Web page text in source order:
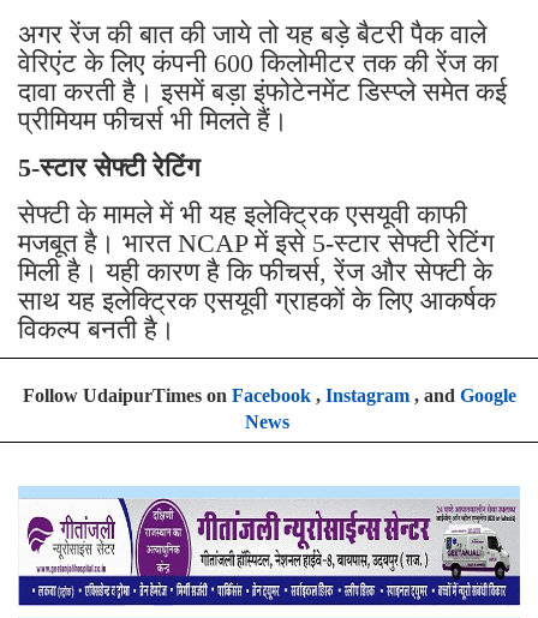
अगर रेंज की बात की जाये तो यह बड़े बैटरी पैक वाले
वेरिएंट के लिए कंपनी 600 किलोमीटर तक की रेंज का
दावा करती है। इसमें बड़ा इंफोटेनमेंट डिस्प्ले समेत कई
प्रीमियम फीचर्स भी मिलते हैं।
5-स्टार सेफ्टी रेटिंग
सेफ्टी के मामले में भी यह इलेक्ट्रिक एसयूवी काफी
मजबूत है। भारत NCAP में इसे 5-स्टार सेफ्टी रेटिंग
मिली है। यही कारण है कि फीचर्स, रेंज और सेफ्टी के
साथ यह इलेक्ट्रिक एसयूवी ग्राहकों के लिए आकर्षक
विकल्प बनती है।
Follow UdaipurTimes on Facebook, Instagram, and Google
News